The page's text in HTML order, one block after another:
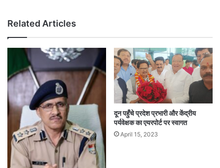
Related Articles
दून पहुँचे प्रदेश प्रभारी और केंद्रीय
पर्यवेक्षक का एयरपोर्ट पर स्वागत
April 15, 2023